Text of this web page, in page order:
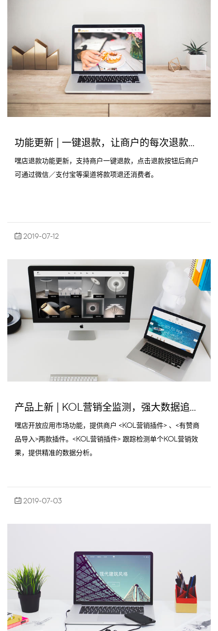
功能更新 | 一键退款，让商户的每次退款进度更明晰
嘿店退款功能更新，支持商户一键退款，点击退款按钮后商户
可通过微信／支付宝等渠道将款项退还消费者。
2019-07-12
产品上新 | KOL营销全监测，强大数据追踪与分析能力，推广效果更直观精确
嘿店开放应用市场功能，提供商户 <KOL营销插件> 、<有赞商
品导入>两款插件。<KOL营销插件> 跟踪检测单个KOL营销效
果，提供精准的数据分析。
2019-07-03